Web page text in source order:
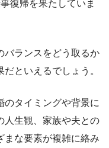
復帰を果たしていま
バランスをどう取るか
といえるでしょう。
のタイミングや背景に
人生観、家族や夫との
まな要素が複雑に絡み